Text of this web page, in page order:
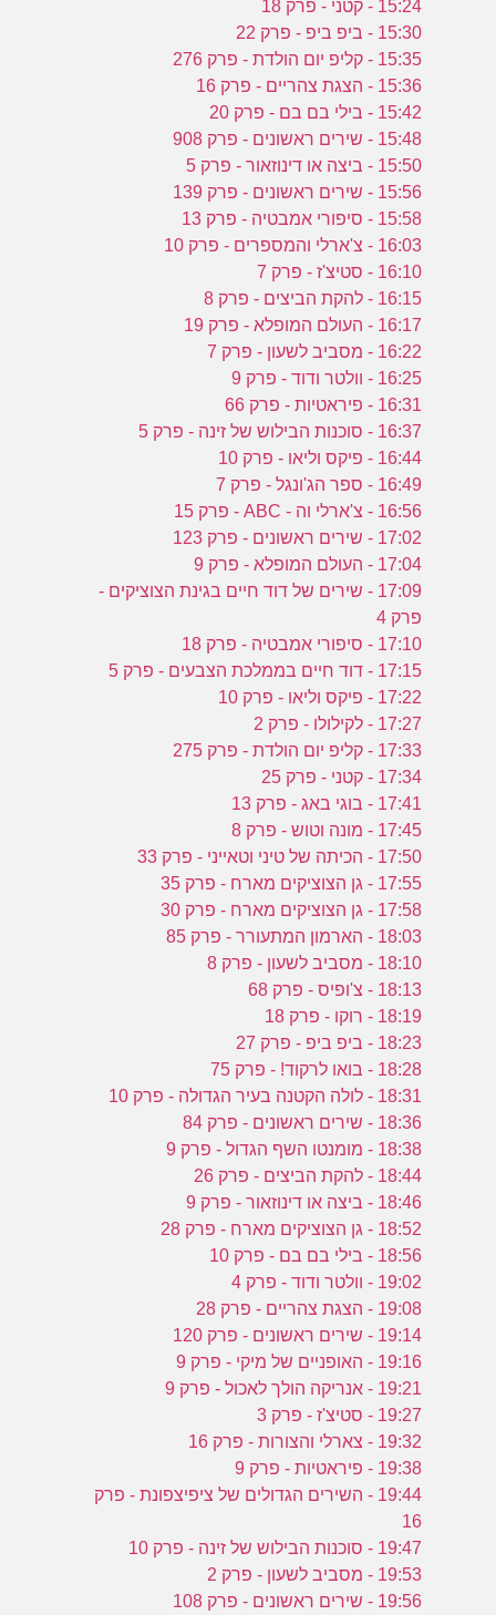
15:24 - קטני - פרק 18
15:30 - ביפ ביפ - פרק 22
15:35 - קליפ יום הולדת - פרק 276
15:36 - הצגת צהריים - פרק 16
15:42 - בילי בם בם - פרק 20
15:48 - שירים ראשונים - פרק 908
15:50 - ביצה או דינוזאור - פרק 5
15:56 - שירים ראשונים - פרק 139
15:58 - סיפורי אמבטיה - פרק 13
16:03 - צ'ארלי והמספרים - פרק 10
16:10 - סטיצ'ז - פרק 7
16:15 - להקת הביצים - פרק 8
16:17 - העולם המופלא - פרק 19
16:22 - מסביב לשעון - פרק 7
16:25 - וולטר ודוד - פרק 9
16:31 - פיראטיות - פרק 66
16:37 - סוכנות הבילוש של זינה - פרק 5
16:44 - פיקס וליאו - פרק 10
16:49 - ספר הג'ונגל - פרק 7
16:56 - צ'ארלי וה - ABC - פרק 15
17:02 - שירים ראשונים - פרק 123
17:04 - העולם המופלא - פרק 9
17:09 - שירים של דוד חיים בגינת הצוציקים -
פרק 4
17:10 - סיפורי אמבטיה - פרק 18
17:15 - דוד חיים בממלכת הצבעים - פרק 5
17:22 - פיקס וליאו - פרק 10
17:27 - לקילולו - פרק 2
17:33 - קליפ יום הולדת - פרק 275
17:34 - קטני - פרק 25
17:41 - בוגי באג - פרק 13
17:45 - מונה וטוש - פרק 8
17:50 - הכיתה של טיני וטאייני - פרק 33
17:55 - גן הצוציקים מארח - פרק 35
17:58 - גן הצוציקים מארח - פרק 30
18:03 - הארמון המתעורר - פרק 85
18:10 - מסביב לשעון - פרק 8
18:13 - צ'ופיס - פרק 68
18:19 - רוקו - פרק 18
18:23 - ביפ ביפ - פרק 27
18:28 - בואו לרקוד! - פרק 75
18:31 - לולה הקטנה בעיר הגדולה - פרק 10
18:36 - שירים ראשונים - פרק 84
18:38 - מומנטו השף הגדול - פרק 9
18:44 - להקת הביצים - פרק 26
18:46 - ביצה או דינוזאור - פרק 9
18:52 - גן הצוציקים מארח - פרק 28
18:56 - בילי בם בם - פרק 10
19:02 - וולטר ודוד - פרק 4
19:08 - הצגת צהריים - פרק 28
19:14 - שירים ראשונים - פרק 120
19:16 - האופניים של מיקי - פרק 9
19:21 - אנריקה הולך לאכול - פרק 9
19:27 - סטיצ'ז - פרק 3
19:32 - צארלי והצורות - פרק 16
19:38 - פיראטיות - פרק 9
19:44 - השירים הגדולים של ציפיצפונת - פרק
16
19:47 - סוכנות הבילוש של זינה - פרק 10
19:53 - מסביב לשעון - פרק 2
19:56 - שירים ראשונים - פרק 108